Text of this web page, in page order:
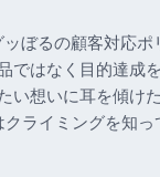
ッぼるの顧客対応ポ
ではなく目的達成
い想いに耳を傾け
クライミングを知っ